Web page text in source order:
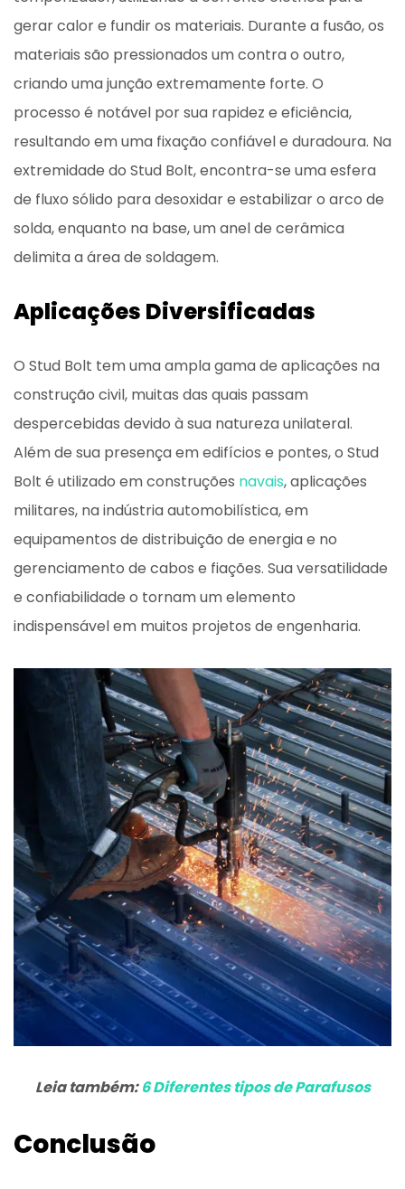
gerar calor e fundir os materiais. Durante a fusão, os
materiais são pressionados um contra o outro,
criando uma junção extremamente forte. O
processo é notável por sua rapidez e eficiência,
resultando em uma fixação confiável e duradoura. Na
extremidade do Stud Bolt, encontra-se uma esfera
de fluxo sólido para desoxidar e estabilizar o arco de
solda, enquanto na base, um anel de cerâmica
delimita a área de soldagem.
Aplicações Diversificadas
O Stud Bolt tem uma ampla gama de aplicações na
construção civil, muitas das quais passam
despercebidas devido à sua natureza unilateral.
Além de sua presença em edifícios e pontes, o Stud
Bolt é utilizado em construções navais, aplicações
militares, na indústria automobilística, em
equipamentos de distribuição de energia e no
gerenciamento de cabos e fiações. Sua versatilidade
e confiabilidade o tornam um elemento
indispensável em muitos projetos de engenharia.
Leia também:6 Diferentes tipos de Parafusos
Conclusão